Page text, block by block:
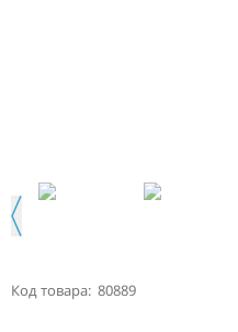
Код товара: 80889